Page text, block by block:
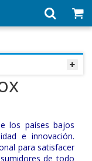
los países bajos
e innovación.
para satisfacer
de todo